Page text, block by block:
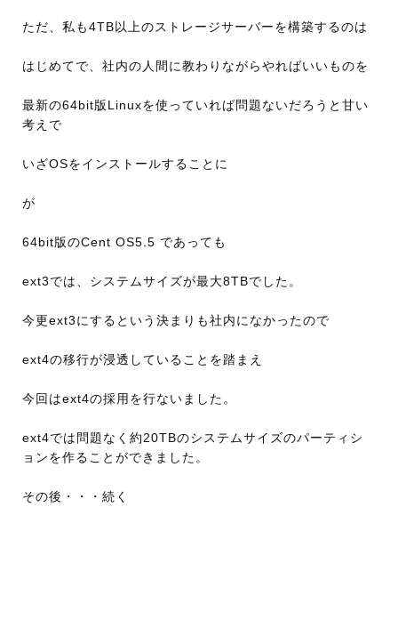
ただ、私も4TB以上のストレージサーバーを構築するのは
はじめてで、社内の人間に教わりながらやればいいものを
最新の64bit版Linuxを使っていれば問題ないだろうと甘い
考えで
いざOSをインストールすることに
が
64bit版のCent OS5.5 であっても
ext3では、システムサイズが最大8TBでした。
今更ext3にするという決まりも社内になかったので
ext4の移行が浸透していることを踏まえ
今回はext4の採用を行ないました。
ext4では問題なく約20TBのシステムサイズのパーティシ
ョンを作ることができました。
その後・・・続く